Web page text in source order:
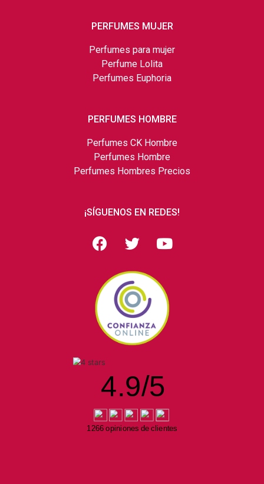
PERFUMES MUJER
Perfumes para mujer
Perfume Lolita
Perfumes Euphoria
PERFUMES HOMBRE
Perfumes CK Hombre
Perfumes Hombre
Perfumes Hombres Precios
¡SÍGUENOS EN REDES!
4.9/5
1266 opiniones de clientes